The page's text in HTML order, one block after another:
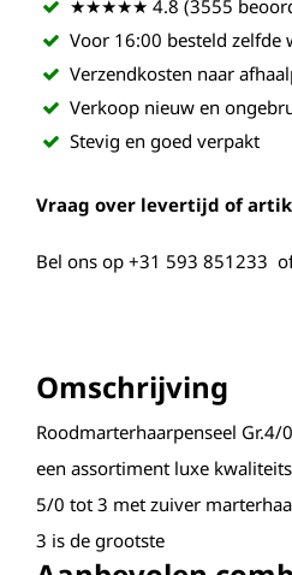
★★★★★ 4.8 (3555
Voor 16:00 besteld zelfde
Verzendkosten naar
Verkoop nieuw en
Stevig en goed verpakt
Vraag over levertijd of
Bel ons op +31 593 851233
Omschrijving
Roodmarterhaarpenseel Gr.4/
een assortiment luxe
5/0 tot 3 met zuiver
3 is de grootste